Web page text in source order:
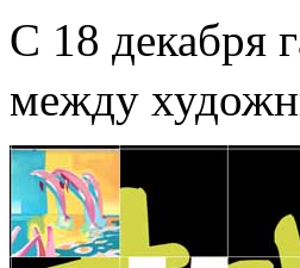
С 18 декабря
между